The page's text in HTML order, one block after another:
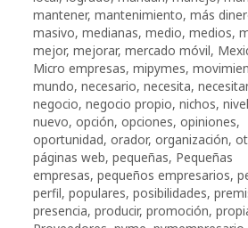
mantener, mantenimiento, más
masivo, medianas, medio, medios,
mejor, mejorar, mercado móvil,
Micro empresas, mipymes,
mundo, necesario, necesita,
negocio, negocio propio, nichos, nivel
nuevo, opción, opciones, opiniones,
oportunidad, orador, organización,
páginas web, pequeñas, Pequeñas
empresas, pequeños empresarios,
perfil, populares, posibilidades,
presencia, producir, promoción,